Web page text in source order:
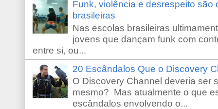
Funk, violência e desrespeito são
brasileiras
Nas escolas brasileiras
jovens que dançam funk com
entre si, ou...
20 Escândalos Que o Discovery
O Discovery Channel deveria ser
mesmo? Mas atualmente o que
escândalos envolvendo o...